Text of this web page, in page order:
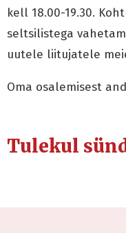
kell 18.00-19.30.
seltsilistega
uutele liitujatele
Oma osalemisest
Tulekul